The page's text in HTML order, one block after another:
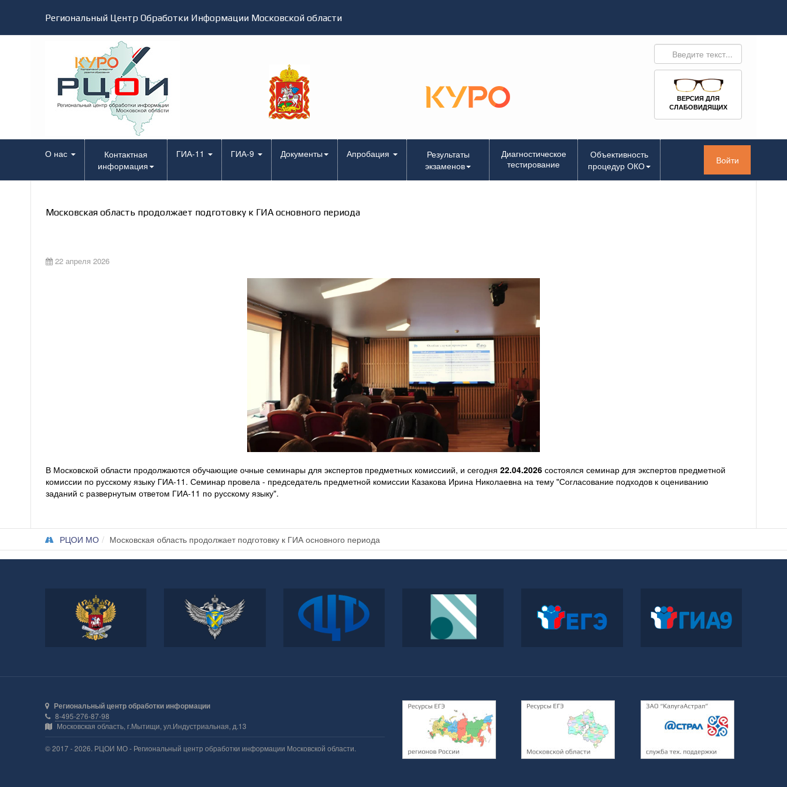
Региональный Центр Обработки Информации Московской области
ВЕРСИЯ ДЛЯ
СЛАБОВИДЯЩИХ
Войти
О нас
Контактная
информация
ГИА-11 ГИА-9 Документы Апробация
Результаты
экзаменов
Диагностическое
тестирование
Объективность
процедур ОКО
Московская область продолжает подготовку к ГИА основного периода
22 апреля 2026
В Московской области продолжаются обучающие очные семинары для экспертов предметных комиссиий, и сегодня 22.04.2026 состоялся семинар для экспертов предметной
комиссии по русскому языку ГИА-11. Семинар провела - председатель предметной комиссии Казакова Ирина Николаевна на тему "Согласование подходов к оцениванию
заданий с развернутым ответом ГИА-11 по русскому языку".
РЦОИ МО Московская область продолжает подготовку к ГИА основного периода
Министерство
просвещения Российской
Федерации
Федеральная служба по
надзору в сфере
образования и науки
ФГБУ
«Федеральный центр
тестирования»
Федеральный институт
педагогических
измерений
Официальный
информационный портал
ЕГЭ
Официальный
информационный портал
ГИА
Региональный центр обработки информации
8-495-276-87-98
Московская область, г.Мытищи, ул.Индустриальная, д.13
© 2017 - 2026. РЦОИ МО - Региональный центр обработки информации Московской области.